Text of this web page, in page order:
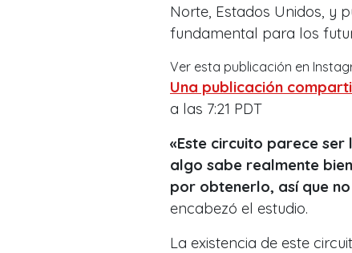
Norte, Estados Unidos, y
fundamental para los
Ver esta publicación en
Una publicación
a las 7:21 PDT
«Este circuito parece
algo sabe realmente
por obtenerlo, así que
encabezó el estudio.
La existencia de este